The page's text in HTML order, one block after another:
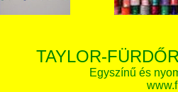
TAYLOR-
Egyszínű és